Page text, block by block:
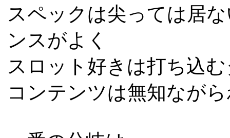
スペックは尖っては居
ンスがよく
スロット好きは打ち込
コンテンツは無知なが